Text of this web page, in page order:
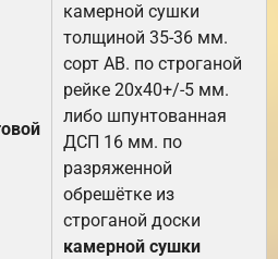
камерной сушки
толщиной 35-36 мм.
сорт АВ. по строганой
рейке 20х40+/-5 мм.
либо шпунтованная
ДСП 16 мм. по
разряженной
обрешётке из
строганой доски
камерной сушки